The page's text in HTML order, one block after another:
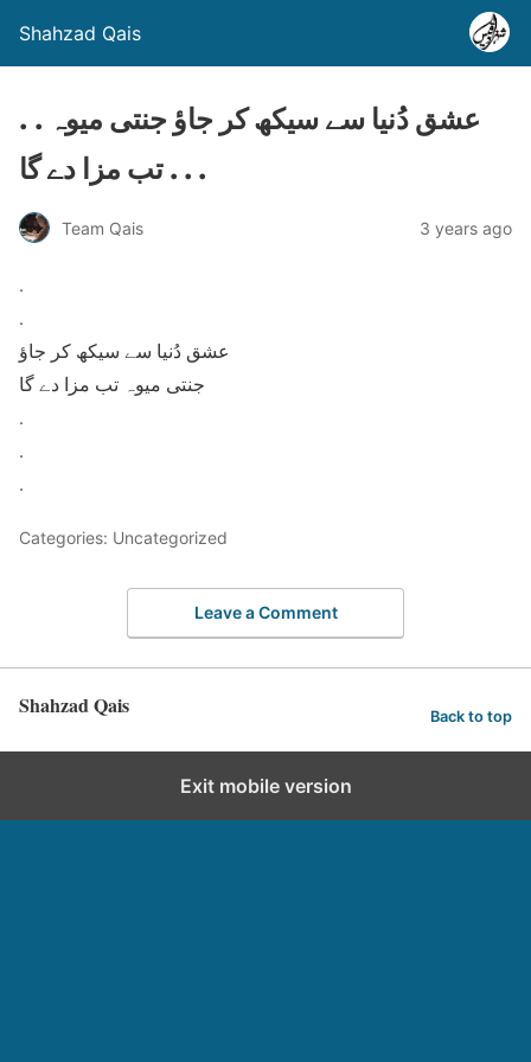
Shahzad Qais
. . عشق دُنیا سے سیکھ کر جاؤ جنتی میوہ
تب مزا دے گا . . .
Team Qais 3 years ago
.
.
عشق دُنیا سے سیکھ کر جاؤ
جنتی میوہ تب مزا دے گا
.
.
.
Categories: Uncategorized
Leave a Comment
Shahzad Qais Back to top
Exit mobile version